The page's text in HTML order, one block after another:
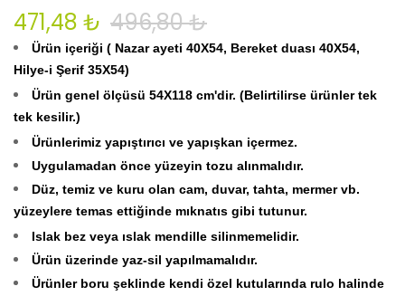
471,48 ₺ 496,80 ₺
Ürün içeriği ( Nazar ayeti 40X54, Bereket duası 40X54,
Hilye-i Şerif 35X54)
Ürün genel ölçüsü 54X118 cm'dir. (Belirtilirse ürünler tek
tek kesilir.)
Ürünlerimiz yapıştırıcı ve yapışkan içermez.
Uygulamadan önce yüzeyin tozu alınmalıdır.
Düz, temiz ve kuru olan cam, duvar, tahta, mermer vb.
yüzeylere temas ettiğinde mıknatıs gibi tutunur.
Islak bez veya ıslak mendille silinmemelidir.
Ürün üzerinde yaz-sil yapılmamalıdır.
Ürünler boru şeklinde kendi özel kutularında rulo halinde